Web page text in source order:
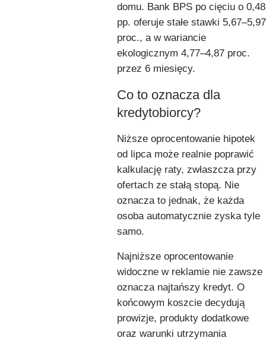
domu. Bank BPS po cięciu o 0,48
pp. oferuje stałe stawki 5,67–5,97
proc., a w wariancie
ekologicznym 4,77–4,87 proc.
przez 6 miesięcy.
Co to oznacza dla
kredytobiorcy?
Niższe oprocentowanie hipotek
od lipca może realnie poprawić
kalkulację raty, zwłaszcza przy
ofertach ze stałą stopą. Nie
oznacza to jednak, że każda
osoba automatycznie zyska tyle
samo.
Najniższe oprocentowanie
widoczne w reklamie nie zawsze
oznacza najtańszy kredyt. O
końcowym koszcie decydują
prowizje, produkty dodatkowe
oraz warunki utrzymania